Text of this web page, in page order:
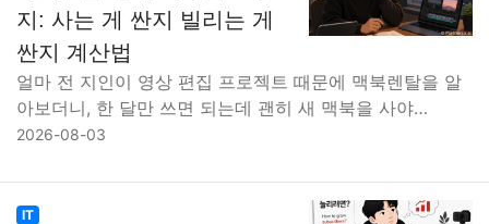
지: 사는 게 싼지 빌리는 게
싼지 계산법
얼마 전 지인이 영상 편집 프로젝트 때문에 맥북렌탈을 알
아보더니, 한 달만 쓰면 되는데 괜히 새 맥북을 사야…
2026-08-03
IT